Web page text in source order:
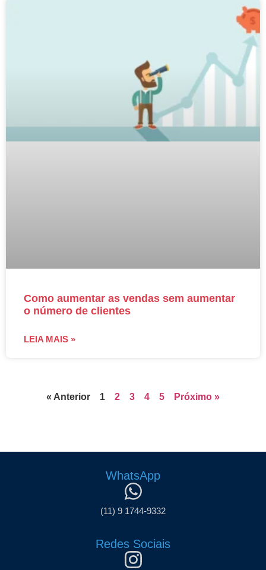
Como aumentar as vendas sem aumentar
o número de clientes
LEIA MAIS »
« Anterior 1 2 3 4 5 Próximo »
WhatsApp
(11) 9 1744-9332
Redes Sociais